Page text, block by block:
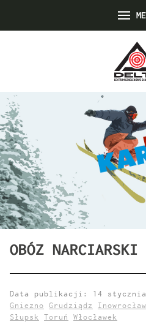
OBÓZ
Data publikacji: 14
Gniezno Grudziądz Inowrocław
Słupsk
Toruń Włocławek